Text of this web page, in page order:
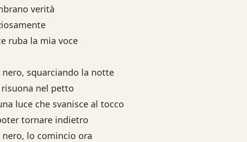
verità
ruba la mia voce
nero, squarciando la notte
nel petto
luce che svanisce al tocco
tornare indietro
nero, lo comincio ora